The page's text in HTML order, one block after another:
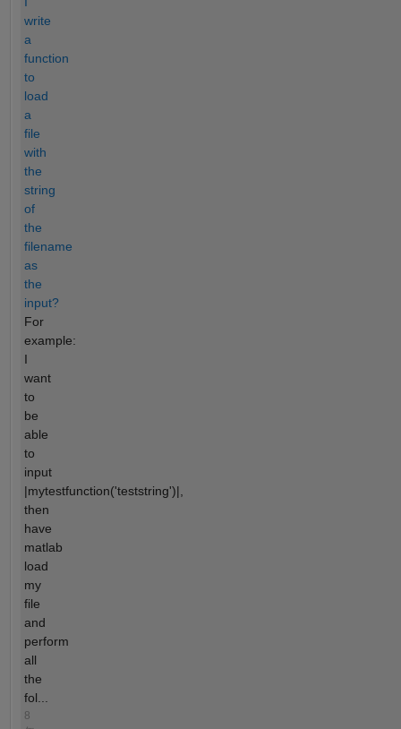
write
a
function
to
load
a
file
with
the
string
of
the
filename
as
the
input?
For
example:
I
want
to
be
able
to
input
|mytestfunction('teststring')|,
then
have
matlab
load
my
file
and
perform
all
the
fol...
8